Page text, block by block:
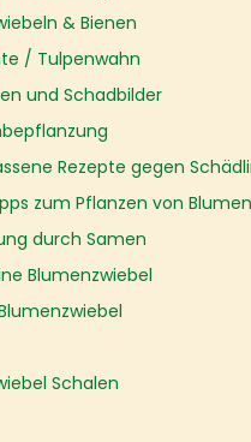
& Bienen
/ Tulpenwahn
und Schadbilder
Rezepte gegen
zum Pflanzen von
durch Samen
Blumenzwiebel
Schalen